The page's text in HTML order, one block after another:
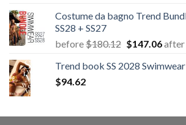
Costume da bagno Trend
SS28 + SS27
before$180.12 Il
originale
$147.06Il
attuale
after
Trend book SS 2028 Swimwear
$94.62